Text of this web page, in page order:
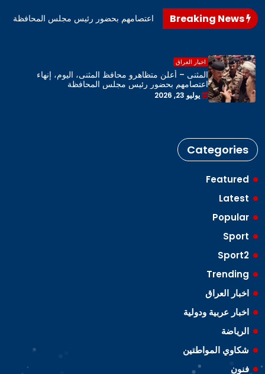
محافظ المثنى، اليوم، إنهاء اعتصامهم بحضور رئيس مجلس المحافظة
اخبار العراق
المثنى – أعلن متظاهرو محافظ المثنى، اليوم، إنهاء
اعتصامهم بحضور رئيس مجلس المحافظة
يوليو 23, 2026
Categories
Featured
Latest
Popular
Sport
Sport2
Trending
اخبار العراق
اخبار عربية ودولية
الرياضة
شكاوي المواطنين
فنون